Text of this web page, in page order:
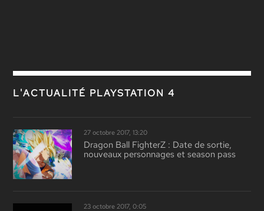
L'ACTUALITÉ PLAYSTATION 4
27 octobre 2017, 13:20
Dragon Ball FighterZ : Date de sortie,
nouveaux personnages et season pass
23 octobre 2017, 0:05